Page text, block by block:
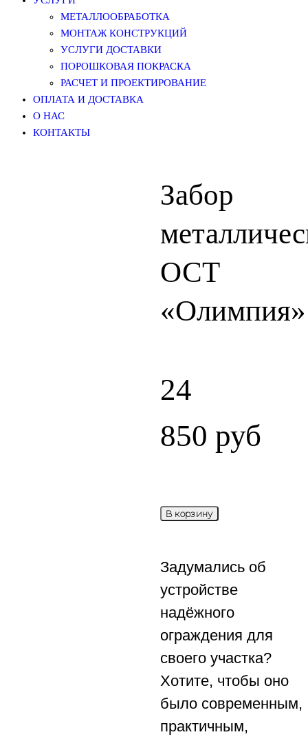
МЕТАЛЛООБРАБОТКА
МОНТАЖ КОНСТРУКЦИЙ
УСЛУГИ ДОСТАВКИ
ПОРОШКОВАЯ ПОКРАСКА
РАСЧЕТ И ПРОЕКТИРОВАНИЕ
ОПЛАТА И ДОСТАВКА
О НАС
КОНТАКТЫ
Забор
ОСТ
«Олимпия»
24
850 руб
В корзину
Задумались об
устройстве
надёжного
ограждения для
своего участка?
Хотите, чтобы оно
было современным,
практичным,